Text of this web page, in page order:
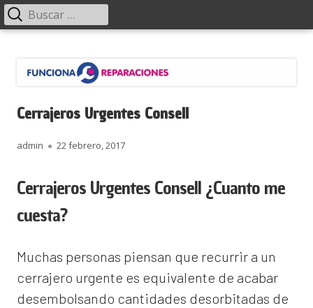
contenido
Menú
principal Buscar:
Cerrajeros Urgentes Consell
Autor
admin
Publicado
22 febrero, 2017
Cerrajeros Urgentes Consell ¿Cuanto me
cuesta?
Muchas personas piensan que recurrir a un
cerrajero urgente es equivalente de acabar
desembolsando cantidades desorbitadas de